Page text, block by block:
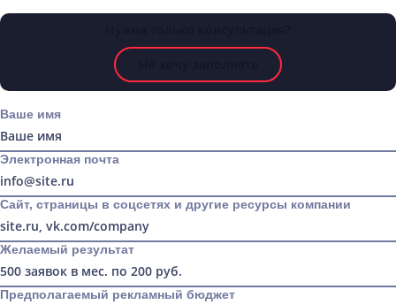
Ваше имя
Электронная почта
Сайт, страницы в соцсетях и другие ресурсы компании
Желаемый результат
Предполагаемый рекламный бюджет